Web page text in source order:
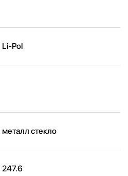
Li-Pol
металл стекло
247.6